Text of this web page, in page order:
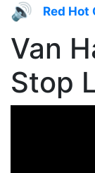
🔊 Red Hot
Van
Stop